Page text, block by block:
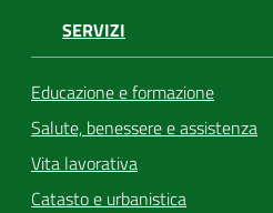
SERVIZI
Educazione e formazione
Salute, benessere e assistenza
Vita lavorativa
Catasto e urbanistica